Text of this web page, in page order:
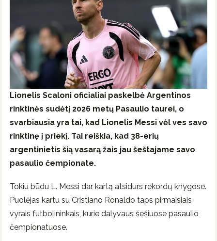
Lionelis Scaloni oficialiai paskelbė Argentinos
rinktinės sudėtį 2026 metų Pasaulio taurei, o
svarbiausia yra tai, kad Lionelis Messi vėl ves savo
rinktinę į priekį. Tai reiškia, kad 38-erių
argentinietis šią vasarą žais jau šeštajame savo
pasaulio čempionate.
Tokiu būdu L. Messi dar kartą atsidurs rekordų knygose.
Puolėjas kartu su Cristiano Ronaldo taps pirmaisiais
vyrais futbolininkais, kurie dalyvaus šešiuose pasaulio
čempionatuose.